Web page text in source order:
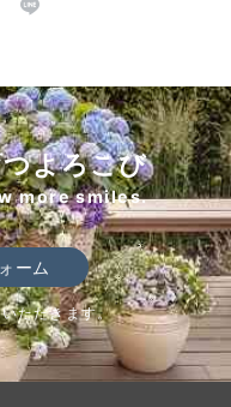
よろこび
more smiles.
ーム
ただきます。